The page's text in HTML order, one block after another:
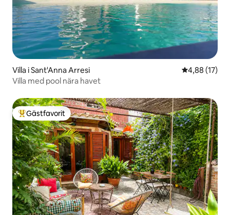
Villa i Sant'Anna Arresi 4,88 av 5 i
4,88 (17)
Villa med pool nära havet
Populär gästfavorit
Gästfavorit